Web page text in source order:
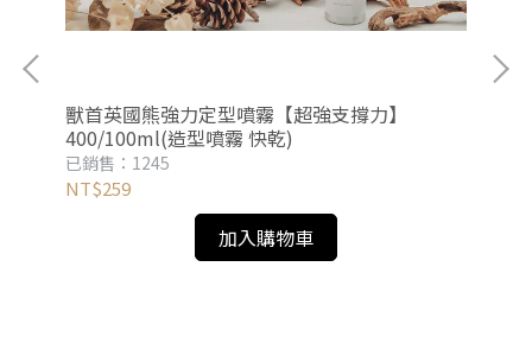
獸首英國熊強力定型噴霧【超強支撐力】
400/100ml(造型噴霧 快乾)
已銷售：1245
NT$259
加入購物車